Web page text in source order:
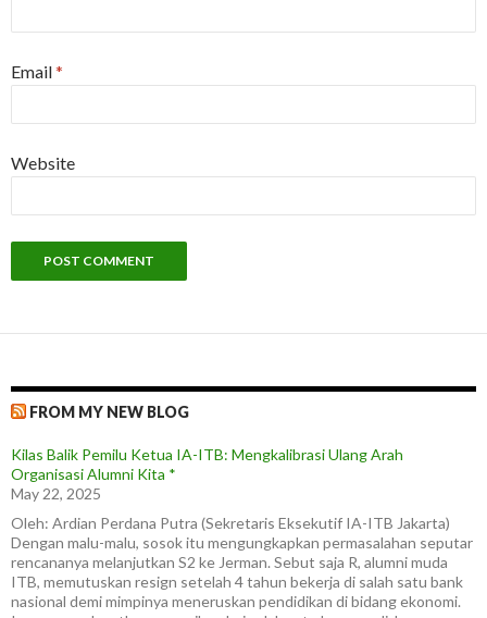
Email*
Website
FROM MY NEW BLOG
Kilas Balik Pemilu Ketua IA-ITB: Mengkalibrasi Ulang Arah
Organisasi Alumni Kita *
May 22, 2025
Oleh: Ardian Perdana Putra (Sekretaris Eksekutif IA-ITB Jakarta)
Dengan malu-malu, sosok itu mengungkapkan permasalahan seputar
rencananya melanjutkan S2 ke Jerman. Sebut saja R, alumni muda
ITB, memutuskan resign setelah 4 tahun bekerja di salah satu bank
nasional demi mimpinya meneruskan pendidikan di bidang ekonomi.